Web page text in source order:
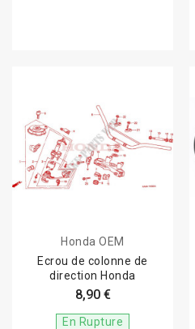
Honda OEM
Ecrou de colonne de
direction Honda
8,90 €
En Rupture